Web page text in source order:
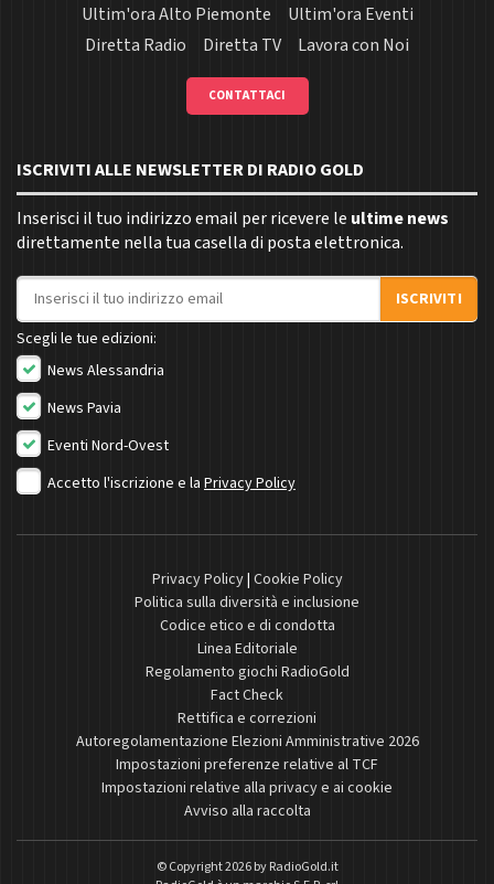
Ultim'ora Alto Piemonte
Ultim'ora Eventi
Diretta Radio
Diretta TV Lavora con Noi
CONTATTACI
ISCRIVITI ALLE NEWSLETTER DI RADIO GOLD
Inserisci il tuo indirizzo email per ricevere le ultime news
direttamente nella tua casella di posta elettronica.
Indirizzo email
ISCRIVITI
Scegli le tue edizioni:
News Alessandria
News Pavia
Eventi Nord-Ovest
Accetto l'iscrizione e la Privacy Policy
Privacy Policy| Cookie Policy
Politica sulla diversità e inclusione
Codice etico e di condotta
Linea Editoriale
Regolamento giochi RadioGold
Fact Check
Rettifica e correzioni
Autoregolamentazione Elezioni Amministrative 2026
Impostazioni preferenze relative al TCF
Impostazioni relative alla privacy e ai cookie
Avviso alla raccolta
© Copyright 2026 byRadioGold.it